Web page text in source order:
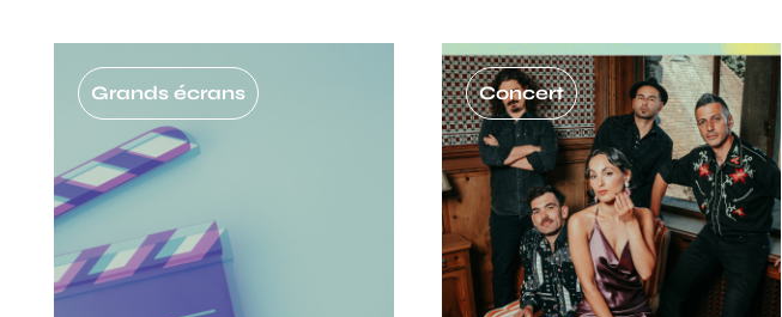
Grands écrans Concert